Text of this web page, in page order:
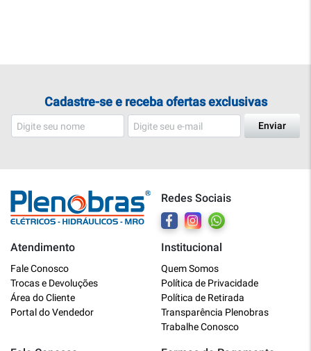
Cadastre-se e receba ofertas exclusivas
Enviar
Redes Sociais
Atendimento
Fale Conosco
Trocas e Devoluções
Área do Cliente
Portal do Vendedor
Institucional
Quem Somos
Política de Privacidade
Política de Retirada
Transparência Plenobras
Trabalhe Conosco
Online
Bem vindo a Plenobras! Aqui você
encontra toda a linha de materiais